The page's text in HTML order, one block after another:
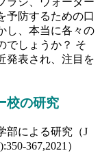
予防するための口
し、本当に各々の
でしょうか？ そ
発表され、注目を
校の研究
部による研究（J
367,2021）